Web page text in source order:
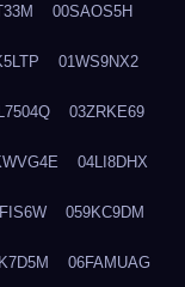
00SAOS5H
01WS9NX2
03ZRKE69
04LI8DHX
059KC9DM
06FAMUAG